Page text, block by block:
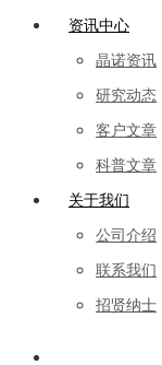
资讯中心
晶诺资讯
研究动态
客户文章
科普文章
关于我们
公司介绍
联系我们
招贤纳士